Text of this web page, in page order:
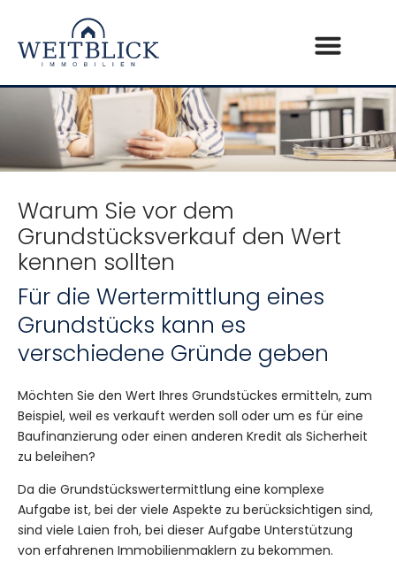
Warum Sie vor dem
Grundstücksverkauf den Wert
kennen sollten
Für die Wertermittlung eines
Grundstücks kann es
verschiedene Gründe geben
Möchten Sie den Wert Ihres Grundstückes ermitteln, zum
Beispiel, weil es verkauft werden soll oder um es für eine
Baufinanzierung oder einen anderen Kredit als Sicherheit
zu beleihen?
Da die Grundstückswertermittlung eine komplexe
Aufgabe ist, bei der viele Aspekte zu berücksichtigen sind,
sind viele Laien froh, bei dieser Aufgabe Unterstützung
von erfahrenen Immobilienmaklern zu bekommen.